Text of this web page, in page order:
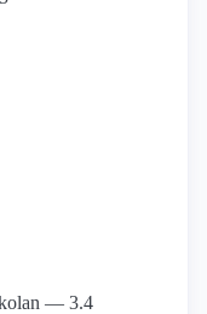
— 3.4